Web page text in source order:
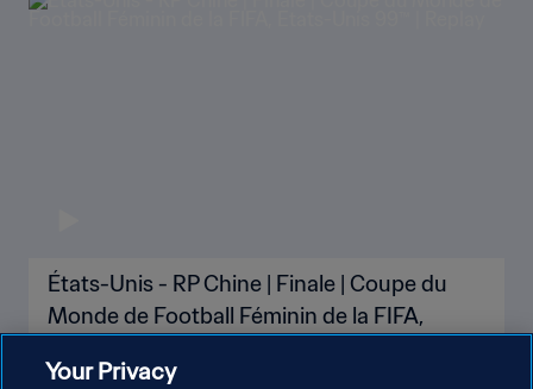
États-Unis - RP Chine | Finale | Coupe du
Monde de Football Féminin de la FIFA,
Your Privacy